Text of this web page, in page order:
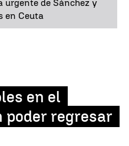
urgente de Sánchez y
en Ceuta
en el
poder regresar